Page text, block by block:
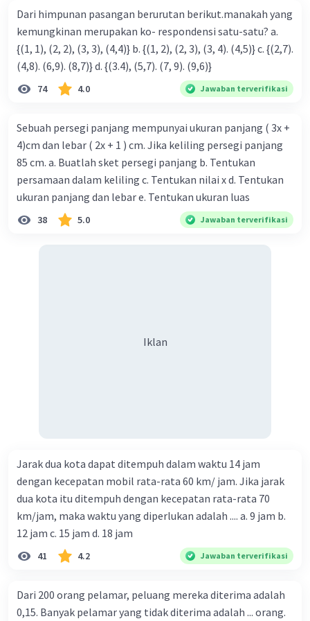
b. Perbandingan antara banyak pohon rambutan, pohon
mangga, dan pohon jeruk adalah 5:2:1.
Semoga penjelasan ini membantu kamu memahami
konsep perbandingan lebih baik 🙂
Beri Rating Balas
Dari himpunan pasangan berurutan berikut.manakah yang
kemungkinan merupakan ko- respondensi satu-satu? a.
{(1, 1), (2, 2), (3, 3), (4,4)} b. {(1, 2), (2, 3), (3, 4). (4,5)} c. {(2,7).
(4,8). (6,9). (8,7)} d. {(3.4), (5,7). (7, 9). (9,6)}
74 4.0 Jawaban terverifikasi
Sebuah persegi panjang mempunyai ukuran panjang ( 3x +
4)cm dan lebar ( 2x + 1 ) cm. Jika keliling persegi panjang
85 cm. a. Buatlah sket persegi panjang b. Tentukan
persamaan dalam keliling c. Tentukan nilai x d. Tentukan
ukuran panjang dan lebar e. Tentukan ukuran luas
38 5.0 Jawaban terverifikasi
Iklan
Jarak dua kota dapat ditempuh dalam waktu 14 jam
dengan kecepatan mobil rata-rata 60 km/ jam. Jika jarak
dua kota itu ditempuh dengan kecepatan rata-rata 70
km/jam, maka waktu yang diperlukan adalah .... a. 9 jam b.
12 jam c. 15 jam d. 18 jam
41 4.2 Jawaban terverifikasi
Dari 200 orang pelamar, peluang mereka diterima adalah
0,15. Banyak pelamar yang tidak diterima adalah ... orang.